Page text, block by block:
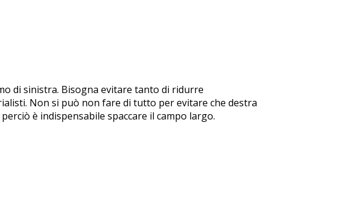
di sinistra. Bisogna evitare tanto di ridurre
Non si può non fare di tutto per evitare che destra
è indispensabile spaccare il campo largo.